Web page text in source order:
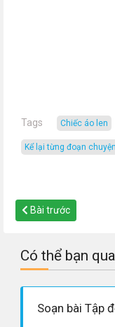
Tags Chiếc áo len
kể lại từng đoạn chuyện
Bài trước
Có thể bạn